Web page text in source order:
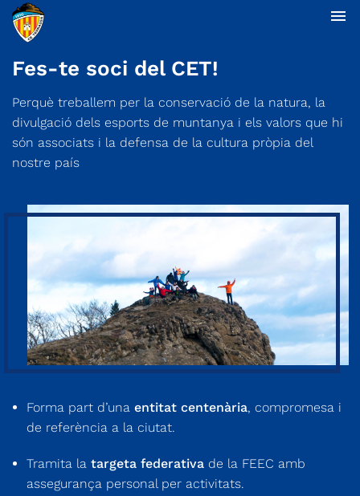
menu
Fes-te soci del CET!
Perquè treballem per la conservació de la natura, la
divulgació dels esports de muntanya i els valors que hi
són associats i la defensa de la cultura pròpia del
nostre país
Forma part d’una entitat centenària, compromesa i
de referència a la ciutat.
Tramita la targeta federativa de la FEEC amb
assegurança personal per activitats.